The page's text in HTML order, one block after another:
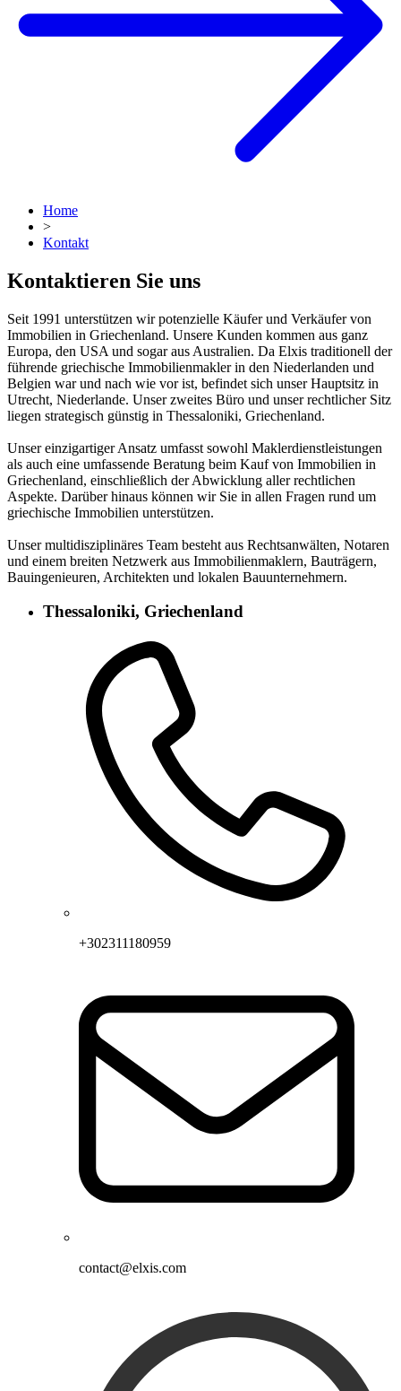
Home
>
Kontakt
Kontaktieren Sie uns
Seit 1991 unterstützen wir potenzielle Käufer und Verkäufer von
Immobilien in Griechenland. Unsere Kunden kommen aus ganz
Europa, den USA und sogar aus Australien. Da Elxis traditionell der
führende griechische Immobilienmakler in den Niederlanden und
Belgien war und nach wie vor ist, befindet sich unser Hauptsitz in
Utrecht, Niederlande. Unser zweites Büro und unser rechtlicher Sitz
liegen strategisch günstig in Thessaloniki, Griechenland.
Unser einzigartiger Ansatz umfasst sowohl Maklerdienstleistungen
als auch eine umfassende Beratung beim Kauf von Immobilien in
Griechenland, einschließlich der Abwicklung aller rechtlichen
Aspekte. Darüber hinaus können wir Sie in allen Fragen rund um
griechische Immobilien unterstützen.
Unser multidisziplinäres Team besteht aus Rechtsanwälten, Notaren
und einem breiten Netzwerk aus Immobilienmaklern, Bauträgern,
Bauingenieuren, Architekten und lokalen Bauunternehmern.
Thessaloniki, Griechenland
+302311180959
contact@elxis.com